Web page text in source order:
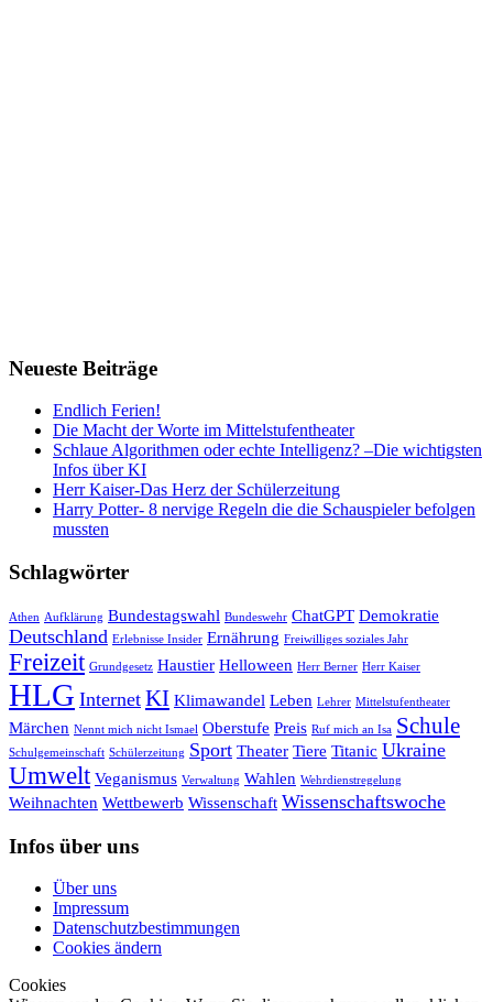
Neueste Beiträge
Endlich Ferien!
Die Macht der Worte im Mittelstufentheater
Schlaue Algorithmen oder echte Intelligenz? –Die wichtigsten
Infos über KI
Herr Kaiser-Das Herz der Schülerzeitung
Harry Potter- 8 nervige Regeln die die Schauspieler befolgen
mussten
Schlagwörter
Athen Aufklärung Bundestagswahl Bundeswehr ChatGPT Demokratie
Deutschland Erlebnisse Insider Ernährung Freiwilliges soziales Jahr
Freizeit Grundgesetz Haustier Helloween Herr Berner Herr Kaiser
HLG Internet KI Klimawandel Leben Lehrer Mittelstufentheater
Märchen Nennt mich nicht Ismael Oberstufe Preis Ruf mich an Isa Schule
Schulgemeinschaft Schülerzeitung Sport Theater Tiere Titanic Ukraine
Umwelt Veganismus Verwaltung Wahlen Wehrdienstregelung
Weihnachten Wettbewerb Wissenschaft Wissenschaftswoche
Infos über uns
Über uns
Impressum
Datenschutzbestimmungen
Cookies ändern
Cookies